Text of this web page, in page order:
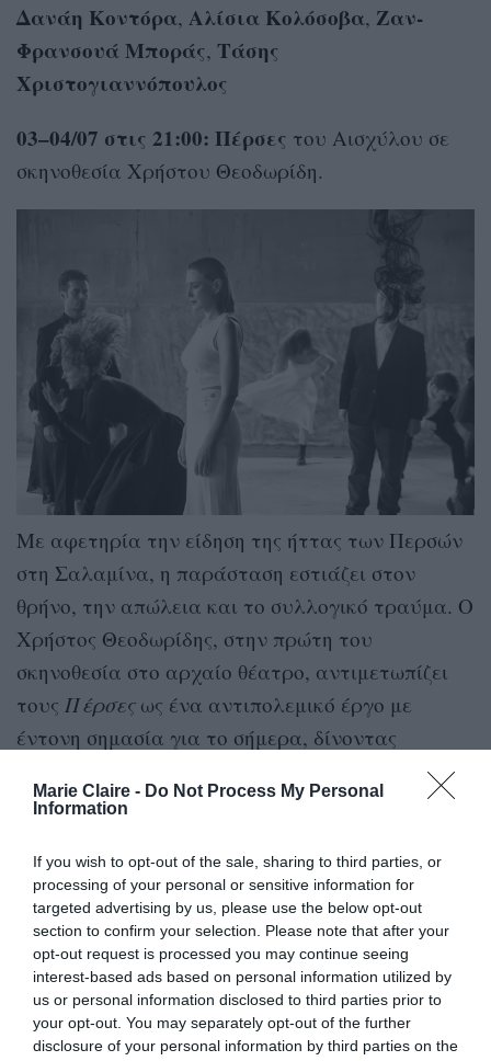
Marie Claire - Do Not Process My Personal
Information
If you wish to opt-out of the sale, sharing to third parties, or
processing of your personal or sensitive information for
targeted advertising by us, please use the below opt-out
section to confirm your selection. Please note that after your
opt-out request is processed you may continue seeing
interest-based ads based on personal information utilized by
us or personal information disclosed to third parties prior to
your opt-out. You may separately opt-out of the further
disclosure of your personal information by third parties on the
Δανάη Κοντόρα, Αλίσια Κολόσοβα, Ζαν-
Φρανσουά Μποράς, Τάσης
Χριστογιαννόπουλος
03–04/07 στις 21:00: Πέρσες του Αισχύλου σε
σκηνοθεσία Χρήστου Θεοδωρίδη.
Με αφετηρία την είδηση της ήττας των Περσών
στη Σαλαμίνα, η παράσταση εστιάζει στον
θρήνο, την απώλεια και το συλλογικό τραύμα. Ο
Χρήστος Θεοδωρίδης, στην πρώτη του
σκηνοθεσία στο αρχαίο θέατρο, αντιμετωπίζει
τους Πέρσεςως ένα αντιπολεμικό έργο με
έντονη σημασία για το σήμερα, δίνοντας
νοητή πορεία που διανύει τα τελευταία χρόνια
με ακούτε,Ποιος σκότωσε τον πατέρα μου,
Συνέδριο για το Ιράν κ.ά.). Πρωταγωνιστούν:
Μαρία Ναυπλιώτου,Δημήτρης Καταλειφός
Αναστάσης Ροϊλός,Σταύρος Σβήγκος,
10 &11/07 στις 21:00:Βάκχεςτου Ευριπίδη σε